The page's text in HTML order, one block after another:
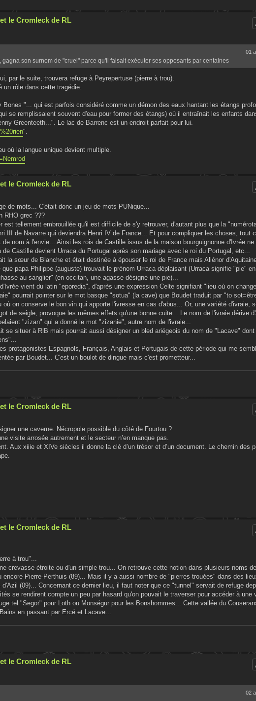
le Cromleck de RL
01
son surnom de "cruel" parce qu'il faisait exécuter ses opposants par centaines
par le suite, trouvera refuge à Peyrepertuse (pierre à trou).
un rôle dans cette tragédie.
"... qui est parfois considéré comme un démon des eaux hantant les étangs
se remplissaient souvent d'eau pour former des étangs) où il entraînait les enfants
Greenteeth...". Le lac de Barrenc est un endroit parfait pour lui.
".
où la langue unique devient multiple.
le Cromleck de RL
de mots... C'était donc un jeu de mots PUNique...
RHO grec ???
est tellement embrouillée qu'il est difficile de s'y retrouver, d'autant plus que la
III de Navarre qui deviendra Henri IV de France... Et pour compliquer les choses, tout
nom à l'envie... Ainsi les rois de Castille issus de la maison bourguignonne d'Ivrée ne
Castille devient Urraca du Portugal après son mariage avec le roi du Portugal, etc...
la sœur de Blanche et était destinée à épouser le roi de France mais Aliénor
papa Philippe (auguste) trouvait le prénom Urraca déplaisant (Urraca signifie "pie" en
au sanglier" (en occitan, une agasse désigne une pie)...
vient du latin "eporedia", d'après une expression Celte signifiant "lieu où on
pourrait pointer sur le mot basque "sotua" (la cave) que Boudet traduit par "to
on conserve le bon vin qui apporte l'ivresse en cas d'abus... Or, une variété d'ivraie,
de seigle, provoque les mêmes effets qu'une bonne cuite... Le nom de l'ivraie dérive
"zizan" qui a donné le mot "zizanie", autre nom de l'ivraie...
se situer à RlB mais pourrait aussi désigner un bled ariégeois du nom de "Lacave" dont
protagonistes Espagnols, Français, Anglais et Portugais de cette période qui me
par Boudet... C'est un boulot de dingue mais c'est prometteur...
le Cromleck de RL
une caverne. Nécropole possible du côté de Fourtou ?
visite arrosée autrement et le secteur n’en manque pas.
Aux xiiie et XIVe siècles il donne la clé d’un trésor et d’un document. Le chemin des
le Cromleck de RL
à trou"...
crevasse étroite ou d'un simple trou... On retrouve cette notion dans plusieurs noms
Pierre-Perthuis (89)... Mais il y a aussi nombre de "pierres trouées" dans des
(09)... Concernant ce dernier lieu, il faut noter que ce "tunnel" servait de refuge
se rendirent compte un peu par hasard qu'on pouvait le traverser pour accéder à une
tel "Segor" pour Loth ou Monségur pour les Bonshommes... Cette vallée du
en passant par Ercé et Lacave...
le Cromleck de RL
02